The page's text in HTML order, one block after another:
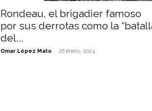
Rondeau, el brigadier famoso
por sus derrotas como la
del...
Omar López Mato - 26 enero, 2024